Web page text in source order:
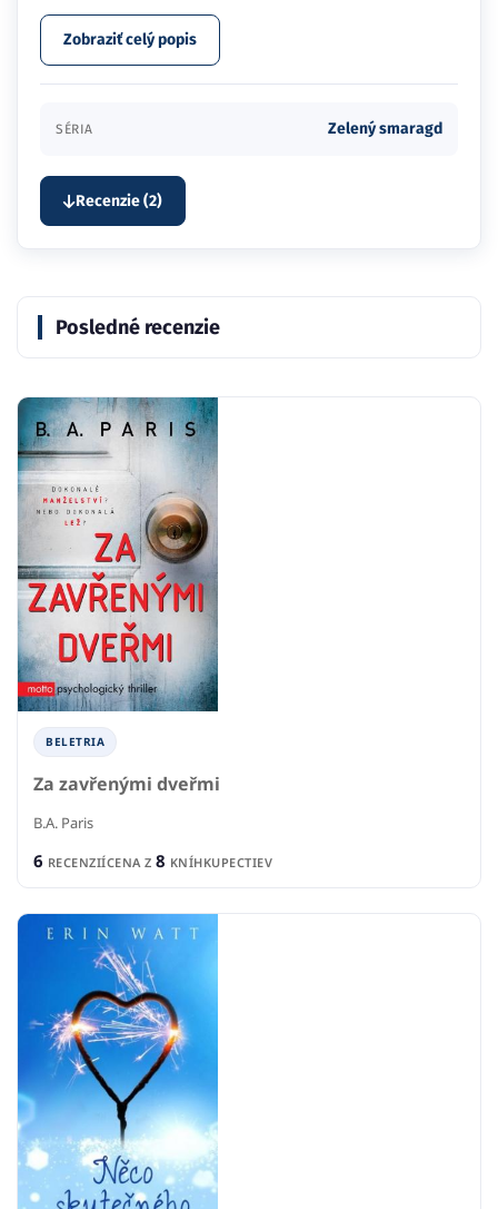
Zobraziť celý popis
SÉRIA Zelený smaragd
Recenzie (2)
Posledné recenzie
BELETRIA
Za zavřenými dveřmi
B.A. Paris
6 RECENZIÍCENA Z 8 KNÍHKUPECTIEV